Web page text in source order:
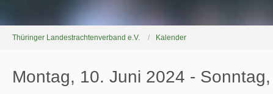
Thüringer Landestrachtenverband e.V. Kalender
Montag, 10. Juni 2024 -